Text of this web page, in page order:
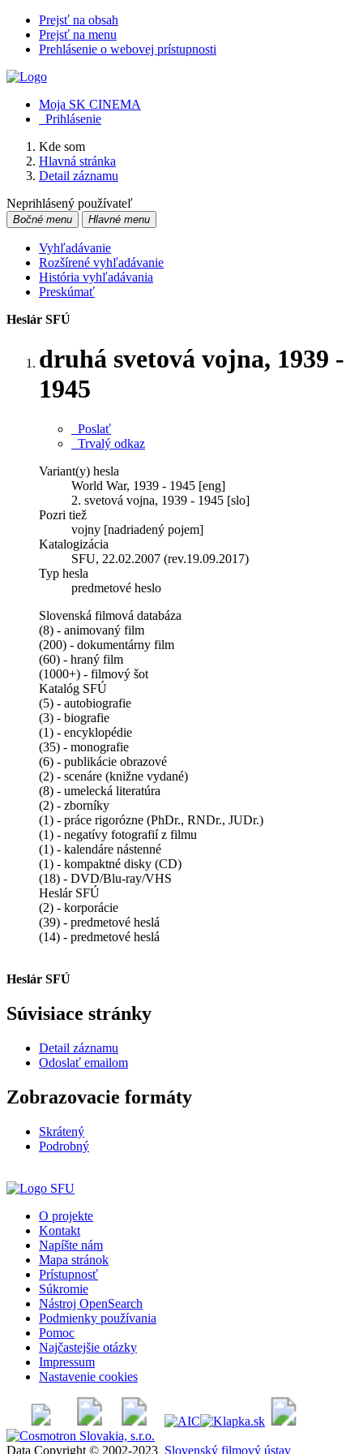
Prejsť na obsah
Prejsť na menu
Prehlásenie o webovej prístupnosti
Moja SK CINEMA
Prihlásenie
Kde som
Hlavná stránka
Detail záznamu
Neprihlásený používateľ
Bočné menu Hlavné menu
Vyhľadávanie
Rozšírené vyhľadávanie
História vyhľadávania
Preskúmať
Heslár SFÚ
druhá svetová vojna, 1939 -
1945
Poslať
Trvalý odkaz
Variant(y) hesla
World War, 1939 - 1945 [eng]
2. svetová vojna, 1939 - 1945 [slo]
Pozri tiež
vojny [nadriadený pojem]
Katalogizácia
SFU, 22.02.2007 (rev.19.09.2017)
Typ hesla
predmetové heslo
Slovenská filmová databáza
(8) - animovaný film
(200) - dokumentárny film
(60) - hraný film
(1000+) - filmový šot
Katalóg SFÚ
(5) - autobiografie
(3) - biografie
(1) - encyklopédie
(35) - monografie
(6) - publikácie obrazové
(2) - scenáre (knižne vydané)
(8) - umelecká literatúra
(2) - zborníky
(1) - práce rigorózne (PhDr., RNDr., JUDr.)
(1) - negatívy fotografií z filmu
(1) - kalendáre nástenné
(1) - kompaktné disky (CD)
(18) - DVD/Blu-ray/VHS
Heslár SFÚ
(2) - korporácie
(39) - predmetové heslá
(14) - predmetové heslá
Heslár SFÚ
Súvisiace stránky
Detail záznamu
Odoslať emailom
Zobrazovacie formáty
Skrátený
Podrobný
O projekte
Kontakt
Napíšte nám
Mapa stránok
Prístupnosť
Súkromie
Nástroj OpenSearch
Podmienky používania
Pomoc
Najčastejšie otázky
Impressum
Nastavenie cookies
Data Copyright © 2002-2023 Slovenský filmový ústav